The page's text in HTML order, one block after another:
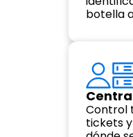
botella
Control
tickets